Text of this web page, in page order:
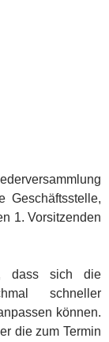
Geschäftsstelle,
1. Vorsitzenden
dass sich die
schneller
können.
die zum Termin